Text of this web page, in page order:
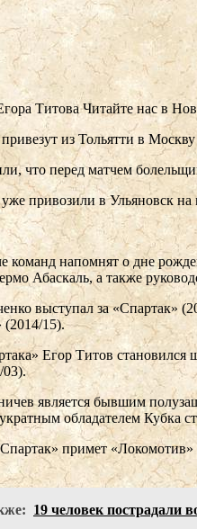
ТитоваЧитайте нас в
из Тольятти в
что перед матчем
привозили в Ульяновск
команд напомнят о дне
Абаскаль, а также
выступал за «Спартак»
(2014/15).
Егор Титов
03).
является бывшим
обладателем Кубка
примет
19 человек пострадали